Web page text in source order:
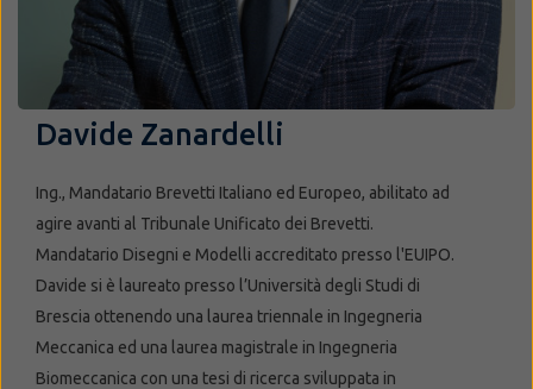
Davide Zanardelli
Ing., Mandatario Brevetti Italiano ed Europeo, abilitato ad
agire avanti al Tribunale Unificato dei Brevetti.
Mandatario Disegni e Modelli accreditato presso l'EUIPO.
Davide si è laureato presso l’Università degli Studi di
Brescia ottenendo una laurea triennale in Ingegneria
Meccanica ed una laurea magistrale in Ingegneria
Biomeccanica con una tesi di ricerca sviluppata in